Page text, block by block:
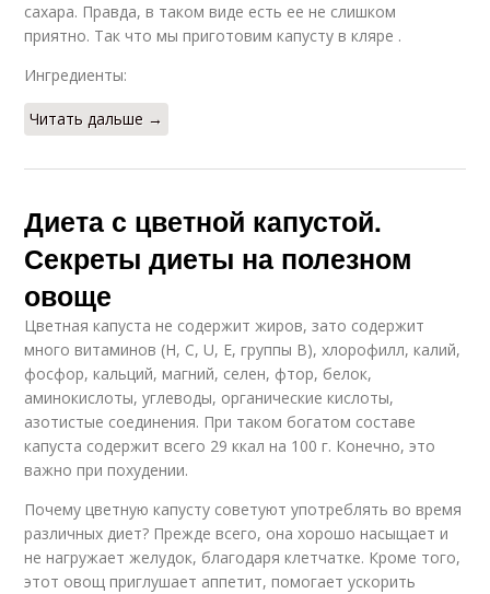
сахара. Правда, в таком виде есть ее не слишком
приятно. Так что мы приготовим капусту в кляре .
Ингредиенты:
Читать дальше →
Диета с цветной капустой.
Секреты диеты на полезном
овоще
Цветная капуста не содержит жиров, зато содержит
много витаминов (Н, С, U, Е, группы В), хлорофилл, калий,
фосфор, кальций, магний, селен, фтор, белок,
аминокислоты, углеводы, органические кислоты,
азотистые соединения. При таком богатом составе
капуста содержит всего 29 ккал на 100 г. Конечно, это
важно при похудении.
Почему цветную капусту советуют употреблять во время
различных диет? Прежде всего, она хорошо насыщает и
не нагружает желудок, благодаря клетчатке. Кроме того,
этот овощ приглушает аппетит, помогает ускорить